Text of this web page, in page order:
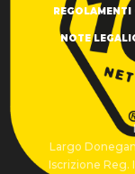
REGOLAMENTI
NOTE LEGALI
Largo
Iscrizione Reg.